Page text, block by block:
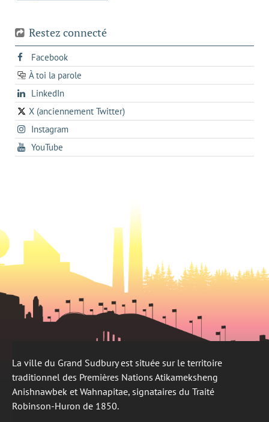
Restez connecté
Facebooks'ouvre
dans
un
onglet
À toi la parole
opens
in
a
new
tab
LinkedInopens
in
a
new
X (anciennement Twitter)
s'ouvre
dans
un
nouvel
Instagrams'ouvre
dans
un
YouTube
dans
La ville du Grand Sudbury est située sur le territoire
traditionnel des Premières Nations Atikameksheng
Anishnawbek et Wahnapitae, signataires du Traité
Robinson-Huron de 1850.